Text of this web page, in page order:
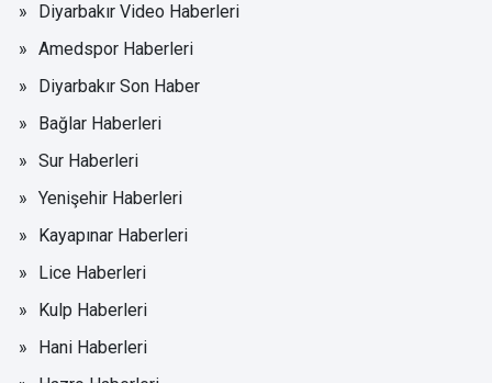
Diyarbakır Video Haberleri
Amedspor Haberleri
Diyarbakır Son Haber
Bağlar Haberleri
Sur Haberleri
Yenişehir Haberleri
Kayapınar Haberleri
Lice Haberleri
Kulp Haberleri
Hani Haberleri